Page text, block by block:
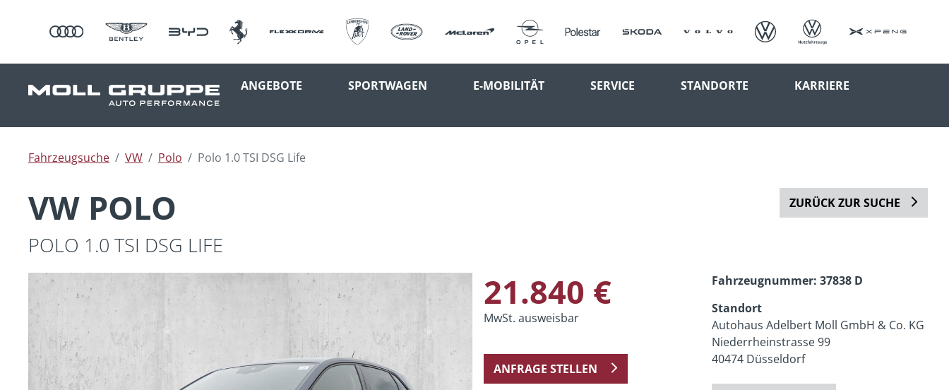
ANGEBOTE SPORTWAGEN E-MOBILITÄT SERVICE STANDORTE KARRIERE
Fahrzeugsuche VW Polo Polo 1.0 TSI DSG Life
VW POLO
POLO 1.0 TSI DSG LIFE
ZURÜCK ZUR SUCHE
21.840 €
MwSt. ausweisbar
ANFRAGE STELLEN
Fahrzeugnummer: 37838 D
Standort
Autohaus Adelbert Moll GmbH & Co. KG
Niederrheinstrasse 99
40474 Düsseldorf